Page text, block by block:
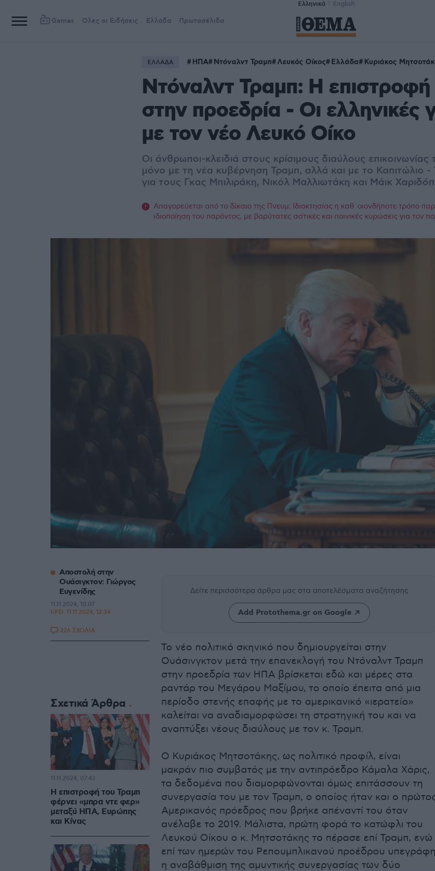
Ελληνικά English
Games Όλες οι Ειδήσεις Ελλάδα Πρωτοσέλιδα
ΕΛΛΑΔΑ ΗΠΑ Ντόναλντ Τραμπ Λευκός Οίκος Ελλάδα Κυριάκος
Ντόναλντ Τραμπ: Η επιστροφή
στην προεδρία - Οι ελληνικές
με τον νέο Λευκό Οίκο
Οι άνθρωποι-κλειδιά στους κρίσιμους διαύλους επικοινωνίας
μόνο με τη νέα κυβέρνηση Τραμπ, αλλά και με το Καπιτώλιο -
για τους Γκας Μπιλιράκη, Νικόλ Μαλλιωτάκη και Μάικ
Απαγορεύεται από το δίκαιο της Πνευμ. Ιδιοκτησίας η καθ΄οιονδήποτε τρόπο
ιδιοποίηση του παρόντος, με βαρύτατες αστικές και ποινικές κυρώσεις για τον
Δείτε περισσότερα άρθρα μας στα αποτελέσματα αναζήτησης
Add Protothema.gr on Google
Το νέο πολιτικό σκηνικό που δημιουργείται στην
Ουάσινγκτον μετά την επανεκλογή του Ντόναλντ Τραμπ
στην προεδρία των ΗΠΑ βρίσκεται εδώ και μέρες στα
ραντάρ του Μεγάρου Μαξίμου, το οποίο έπειτα από μια
περίοδο στενής επαφής με το αμερικανικό «ιερατείο»
καλείται να αναδιαμορφώσει τη στρατηγική του και να
αναπτύξει νέους διαύλους με τον κ. Τραμπ.
Ο Κυριάκος Μητσοτάκης, ως πολιτικό προφίλ, είναι
μακράν πιο συμβατός με την αντιπρόεδρο Κάμαλα Χάρις,
τα δεδομένα που διαμορφώνονται όμως επιτάσσουν τη
συνεργασία του με τον Τραμπ, ο οποίος ήταν και ο
Αμερικανός πρόεδρος που βρήκε απέναντί του όταν
ανέλαβε το 2019. Μάλιστα, πρώτη φορά το κατώφλι του
Λευκού Οίκου ο κ. Μητσοτάκης το πέρασε επί Τραμπ, ενώ
επί των ημερών του Ρεπουμπλικανού προέδρου
η αναβάθμιση της αμυντικής συνεργασίας των δύο
Αποστολή στην
Ουάσιγκτον: Γιώργος
Ευγενίδης
11.11.2024, 10:07
UPD: 11.11.2024, 12:34
226 ΣΧΟΛΙΑ
Σχετικά Άρθρα
Η επιστροφή του Τραμπ
φέρνει «μπρα ντε φερ»
μεταξύ ΗΠΑ, Ευρώπης
και Κίνας
11.11.2024, 07:43